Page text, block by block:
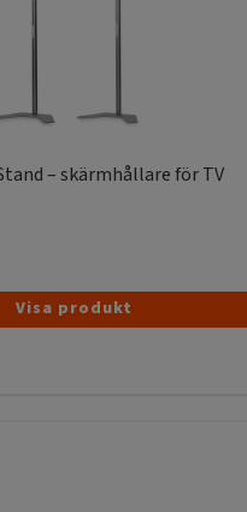
– skärmhållare för TV
Visa produkt